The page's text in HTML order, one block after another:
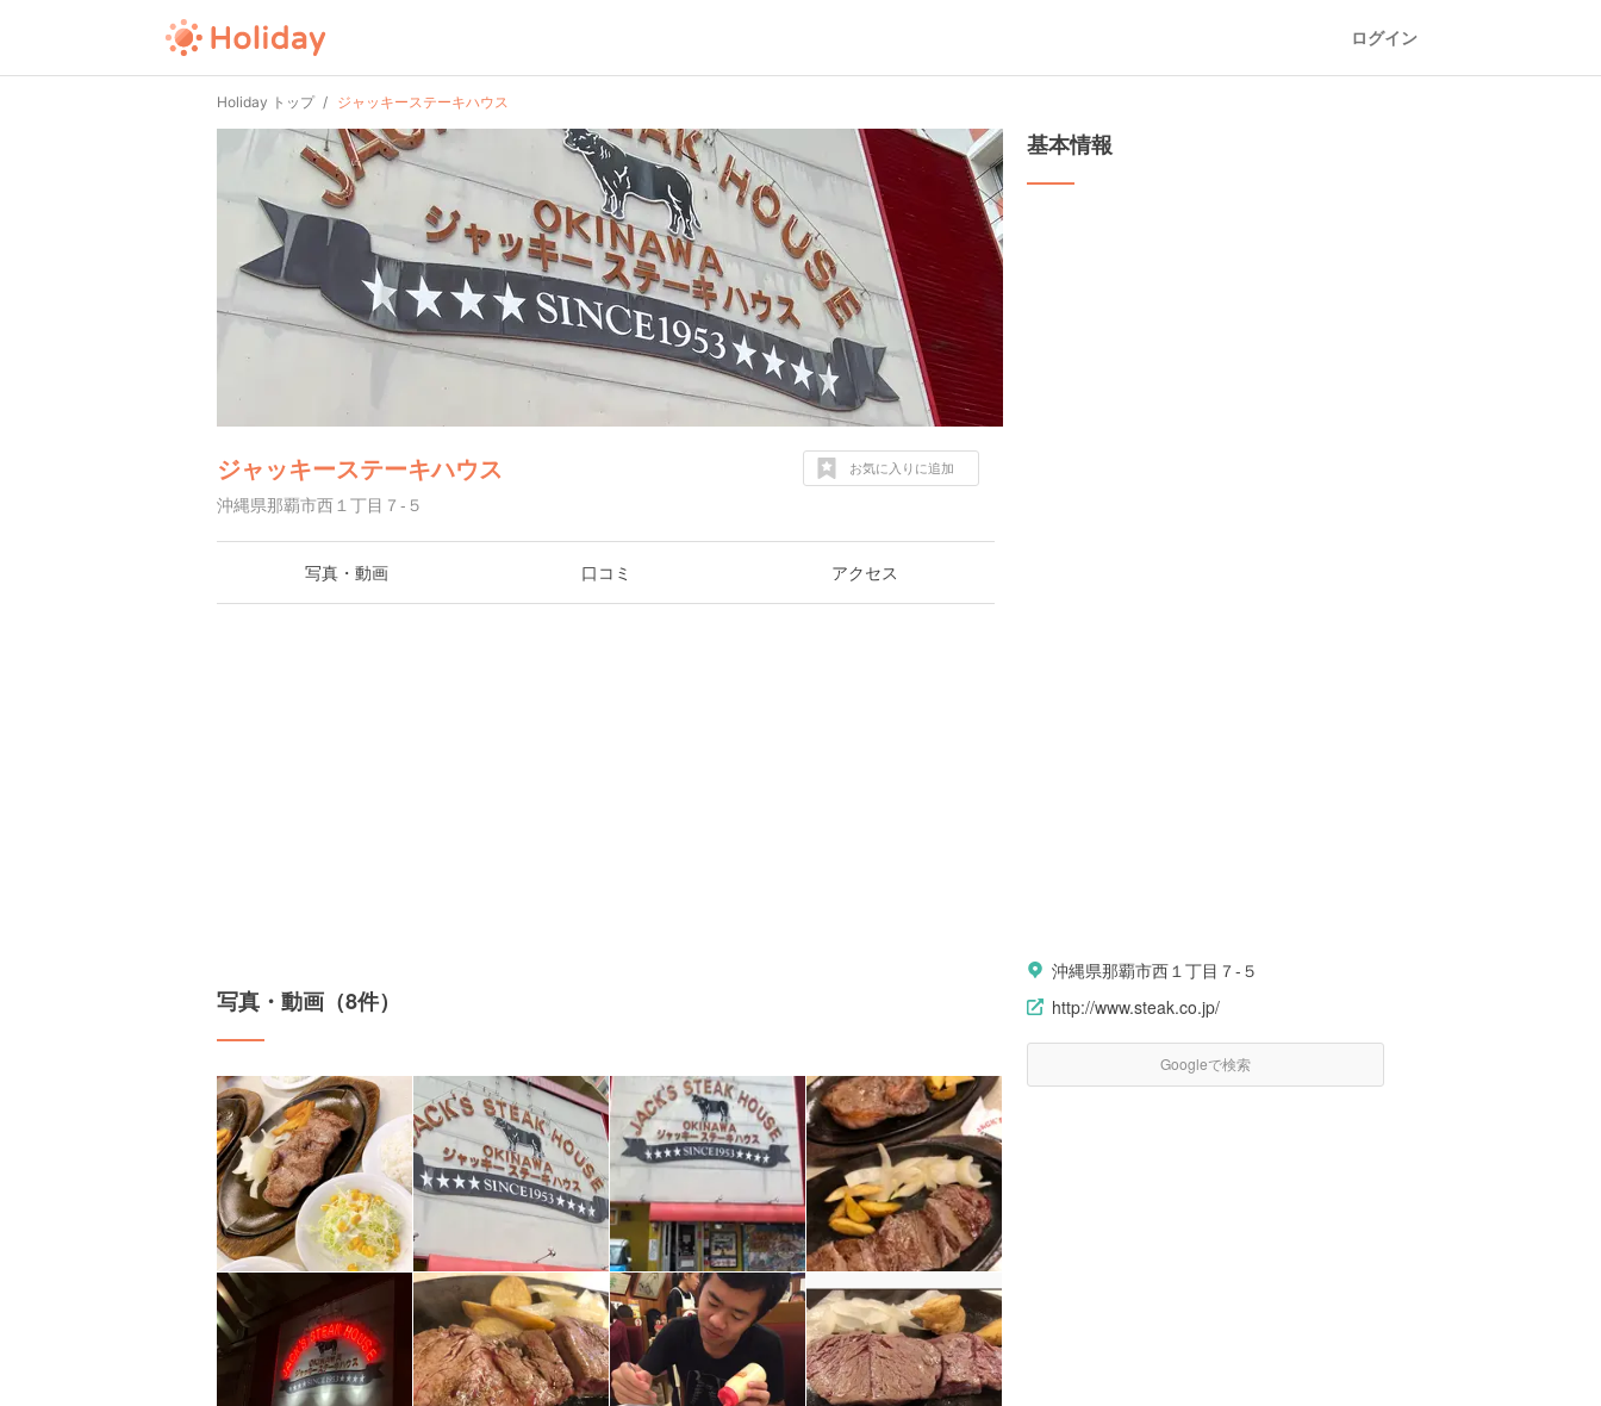
ログイン
Holiday トップ ジャッキーステーキハウス
ジャッキーステーキハウス
沖縄県那覇市西１丁目７-５
お気に入りに追加
写真・動画 口コミ アクセス
写真・動画（8件）
基本情報
沖縄県那覇市西１丁目７-５
http://www.steak.co.jp/
Googleで検索